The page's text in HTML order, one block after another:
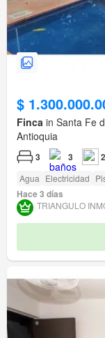
$
Finca in Santa Fe
Antioquia
3 3
Agua Electricidad
Hace 3 días
TRIANGULO